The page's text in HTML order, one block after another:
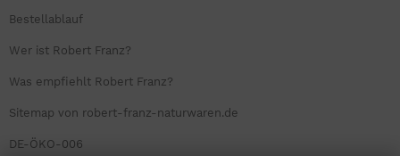
Bestellablauf
Wer ist Robert Franz?
Was empfiehlt Robert Franz?
Sitemap von robert-franz-naturwaren.de
DE-ÖKO-006